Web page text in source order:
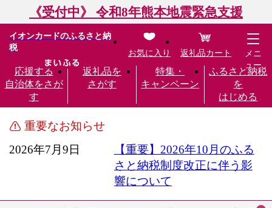
《受付中》 令和8年熊本地震緊急支援
イオンカードのふるさと納
税
応援する
自治体をさが
す
返礼品を
さがす
特集・
キャンペーン
ふるさと納税
を
はじめる
お気に入り 返礼品カート
メニ
ュー
重要なお知らせ
2026年7月9日
【重要】2026年10月のふる
さと納税制度改正に伴う影
響について